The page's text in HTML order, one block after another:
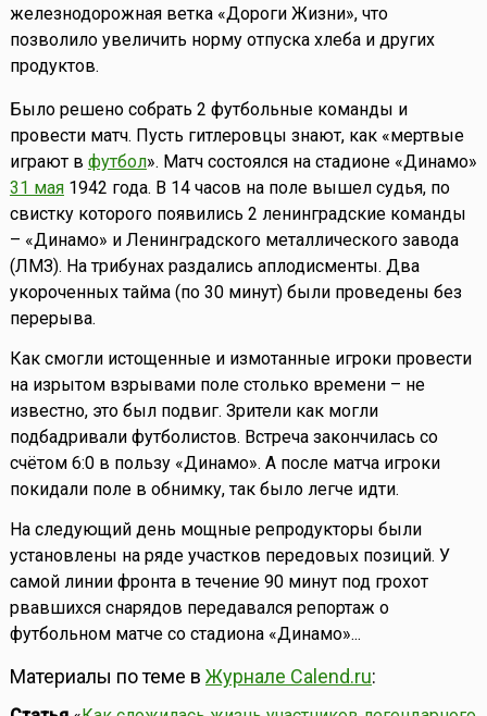
железнодорожная ветка «Дороги Жизни», что
позволило увеличить норму отпуска хлеба и других
продуктов.
Было решено собрать 2 футбольные команды и
провести матч. Пусть гитлеровцы знают, как «мертвые
играют в футбол». Матч состоялся на стадионе «Динамо»
31 мая1942 года. В 14 часов на поле вышел судья, по
свистку которого появились 2 ленинградские команды
– «Динамо» и Ленинградского металлического завода
(ЛМЗ). На трибунах раздались аплодисменты. Два
укороченных тайма (по 30 минут) были проведены без
перерыва.
Как смогли истощенные и измотанные игроки провести
на изрытом взрывами поле столько времени – не
известно, это был подвиг. Зрители как могли
подбадривали футболистов. Встреча закончилась со
счётом 6:0 в пользу «Динамо». А после матча игроки
покидали поле в обнимку, так было легче идти.
На следующий день мощные репродукторы были
установлены на ряде участков передовых позиций. У
самой линии фронта в течение 90 минут под грохот
рвавшихся снарядов передавался репортаж о
футбольном матче со стадиона «Динамо»...
Материалы по теме в Журнале Calend.ru: